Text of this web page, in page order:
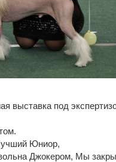
выставка под
Юниор,
Джокером, Мы